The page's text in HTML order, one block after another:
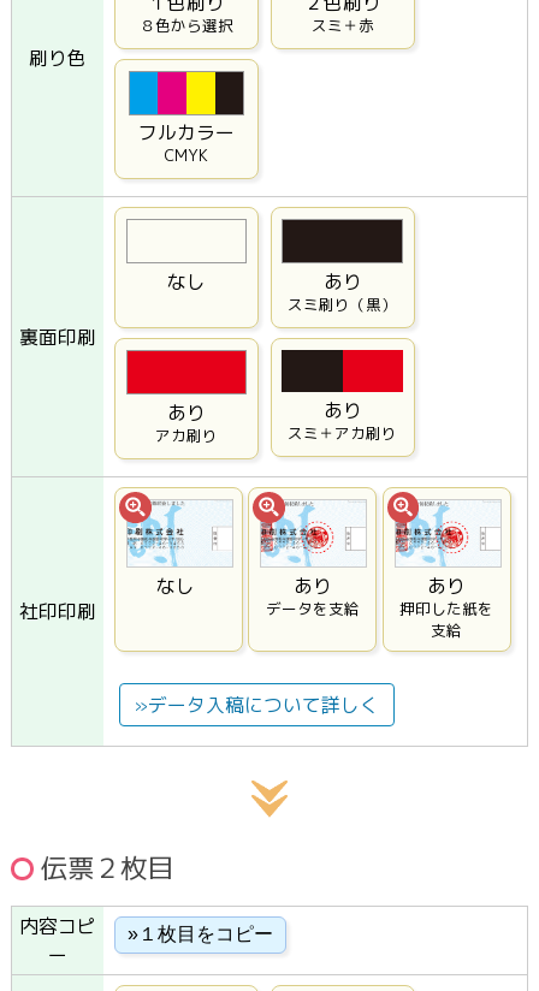
刷り色
８色から選択 スミ＋赤
フルカラー
CMYK
裏面印刷
なし あり
スミ刷り（黒）
あり
アカ刷り
あり
スミ＋アカ刷り
社印印刷
なし あり
データを支給
あり
押印した紙を
支給
»データ入稿について詳しく
伝票２枚目
内容コピ
ー